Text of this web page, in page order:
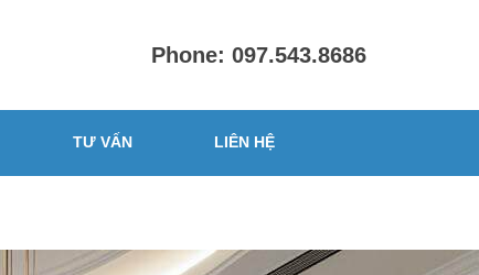
Phone: 097.543.8686
TƯ VẤN LIÊN HỆ